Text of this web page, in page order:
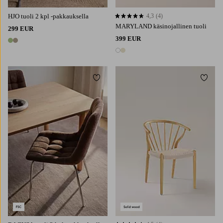
HJO tuoli 2 kpl -pakkauksella
299 EUR
2 värejä
MARYLAND käsinojallinen tuoli
399 EUR
2 värejä
4,3 perustuen 4 arvosanaan
4,3 (4)
Lisää suosikkeihin Lisää